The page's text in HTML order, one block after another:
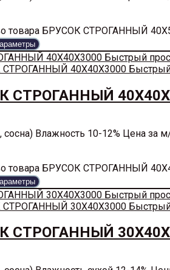
товара БРУСОК СТРОГАННЫЙ
Быстрый
СТРОГАННЫЙ
сосна) Влажность 10-12% Цена за
товара БРУСОК СТРОГАННЫЙ
Быстрый
СТРОГАННЫЙ